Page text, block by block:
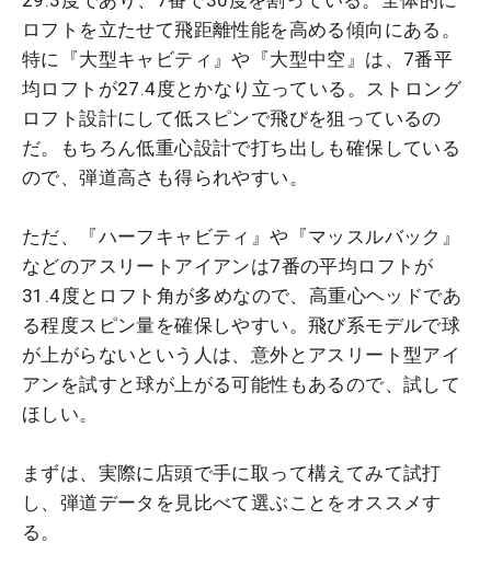
ロフトを立たせて飛距離性能を高める傾向にある。
特に『大型キャビティ』や『大型中空』は、7番平
均ロフトが27.4度とかなり立っている。ストロング
ロフト設計にして低スピンで飛びを狙っているの
だ。もちろん低重心設計で打ち出しも確保している
ので、弾道高さも得られやすい。
ただ、『ハーフキャビティ』や『マッスルバック』
などのアスリートアイアンは7番の平均ロフトが
31.4度とロフト角が多めなので、高重心ヘッドであ
る程度スピン量を確保しやすい。飛び系モデルで球
が上がらないという人は、意外とアスリート型アイ
アンを試すと球が上がる可能性もあるので、試して
ほしい。
まずは、実際に店頭で手に取って構えてみて試打
し、弾道データを見比べて選ぶことをオススメす
る。